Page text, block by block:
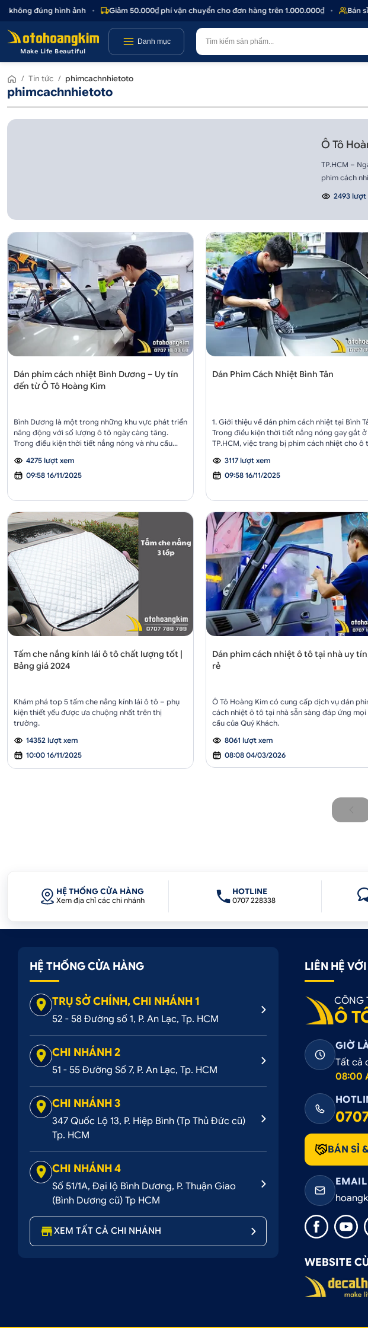
đúng hình ảnh • Giảm 50.000₫ phí vận chuyển cho đơn hàng trên 1.000.000₫ • Bán sỉ
Make Life Beautiful
Danh mục
/ Tin tức / phimcachnhietoto
phimcachnhietoto
Ô Tô
TP.HCM –
phim cách
2493 lượt
Dán phim cách nhiệt Bình Dương – Uy tín
đến từ Ô Tô Hoàng Kim
Bình Dương là một trong những khu vực phát triển
năng động với số lượng ô tô ngày càng tăng.
Trong điều kiện thời tiết nắng nóng và nhu cầu
pháp không thể thiếu cho mọi chủ xe. Nếu bạn
đang tìm kiếm một địa chỉ uy tín để dán phim cách
4275 lượt xem
09:58 16/11/2025
Dán Phim Cách Nhiệt Bình Tân
1. Giới thiệu về dán phim cách nhiệt tại Bình
Trong điều kiện thời tiết nắng nóng gay gắt ở
TP.HCM, việc trang bị phim cách nhiệt cho ô
cải thiện trải nghiệm lái xe. Không chỉ giúp
nhiệt độ bên trong xe, dán phim cách nhiệt
3117 lượt xem
09:58 16/11/2025
Tấm che nắng kính lái ô tô chất lượng tốt |
Bảng giá 2024
Khám phá top 5 tấm che nắng kính lái ô tô – phụ
kiện thiết yếu được ưa chuộng nhất trên thị
trường.
14352 lượt xem
10:00 16/11/2025
Dán phim cách nhiệt ô tô tại nhà uy
rẻ
Ô Tô Hoàng Kim có cung cấp dịch vụ dán
cách nhiệt ô tô tại nhà sẵn sàng đáp ứng mọi
cầu của Quý Khách.
8061 lượt xem
08:08 04/03/2026
HỆ THỐNG CỬA HÀNG
Xem địa chỉ các chi nhánh
HOTLINE
0707 228338
HỆ THỐNG CỬA HÀNG
TRỤ SỞ CHÍNH, CHI NHÁNH 1
52 - 58 Đường số 1, P. An Lạc, Tp. HCM
CHI NHÁNH 2
51 - 55 Đường Số 7, P. An Lạc, Tp. HCM
CHI NHÁNH 3
347 Quốc Lộ 13, P. Hiệp Bình (Tp Thủ Đức cũ)
Tp. HCM
CHI NHÁNH 4
Số 51/1A, Đại lộ Bình Dương, P. Thuận Giao
(Bình Dương cũ) Tp HCM
XEM TẤT CẢ CHI NHÁNH
LIÊN HỆ
CÔNG
Ô
GIỜ
Tất cả
08:00
BÁN SỈ
EMAIL
WEBSITE